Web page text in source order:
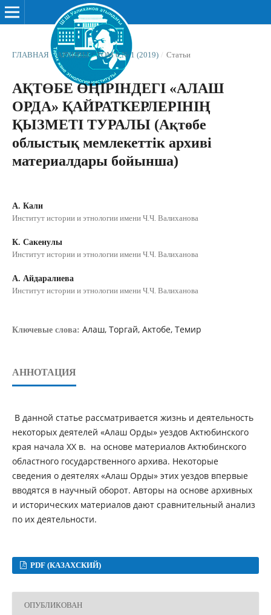
ГЛАВНАЯ / АРХИВЫ / ТОМ 6 № 1 (2019) / Статьи
АҚТӨБЕ ӨҢІРІНДЕГІ «АЛАШ
ОРДА» ҚАЙРАТКЕРЛЕРІНІҢ
ҚЫЗМЕТІ ТУРАЛЫ (Ақтөбе
облыстық мемлекеттік архиві
материалдары бойынша)
А. Кали
Институт истории и этнологии имени Ч.Ч. Валиханова
К. Сакенулы
Институт истории и этнологии имени Ч.Ч. Валиханова
А. Айдаралиева
Институт истории и этнологии имени Ч.Ч. Валиханова
Ключевые слова: Алаш, Торгай, Актобе, Темир
АННОТАЦИЯ
В данной статье рассматривается жизнь и деятельность
некоторых деятелей «Алаш Орды» уездов Актюбинского
края начала ХХ в. на основе материалов Актюбинского
областного государственного архива. Некоторые
сведения о деятелях «Алаш Орды» этих уездов впервые
вводятся в научный оборот. Авторы на основе архивных
и исторических материалов дают сравнительный анализ
по их деятельности.
PDF (КАЗАХСКИЙ)
ОПУБЛИКОВАН